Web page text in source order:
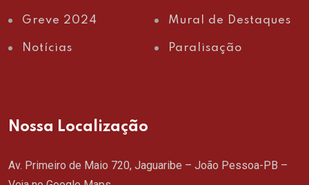
Greve 2024 Mural de Destaques
Notícias Paralisação
Nossa Localização
Av. Primeiro de Maio 720, Jaguaribe – João Pessoa-PB –